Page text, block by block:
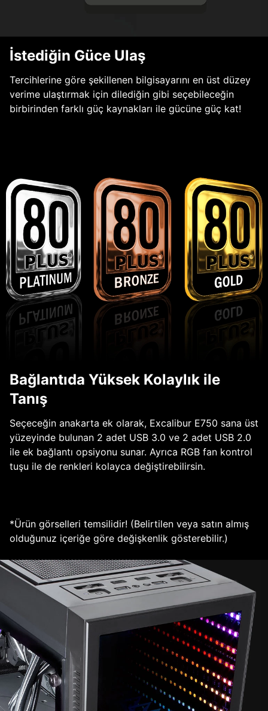
İstediğin Güce Ulaş
Tercihlerine göre şekillenen bilgisayarını en üst düzey
verime ulaştırmak için dilediğin gibi seçebileceğin
birbirinden farklı güç kaynakları ile gücüne güç kat!
Bağlantıda Yüksek Kolaylık ile
Tanış
Seçeceğin anakarta ek olarak, Excalibur E750 sana üst
yüzeyinde bulunan 2 adet USB 3.0 ve 2 adet USB 2.0
ile ek bağlantı opsiyonu sunar. Ayrıca RGB fan kontrol
tuşu ile de renkleri kolayca değiştirebilirsin.
*Ürün görselleri temsilidir! (Belirtilen veya satın almış
olduğunuz içeriğe göre değişkenlik gösterebilir.)